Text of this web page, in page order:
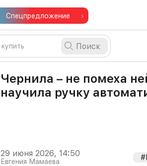
Спецпредложение
Поиск
Чернила – не помеха
научила ручку
29 июня 2026, 14:50
Евгения Мамаева